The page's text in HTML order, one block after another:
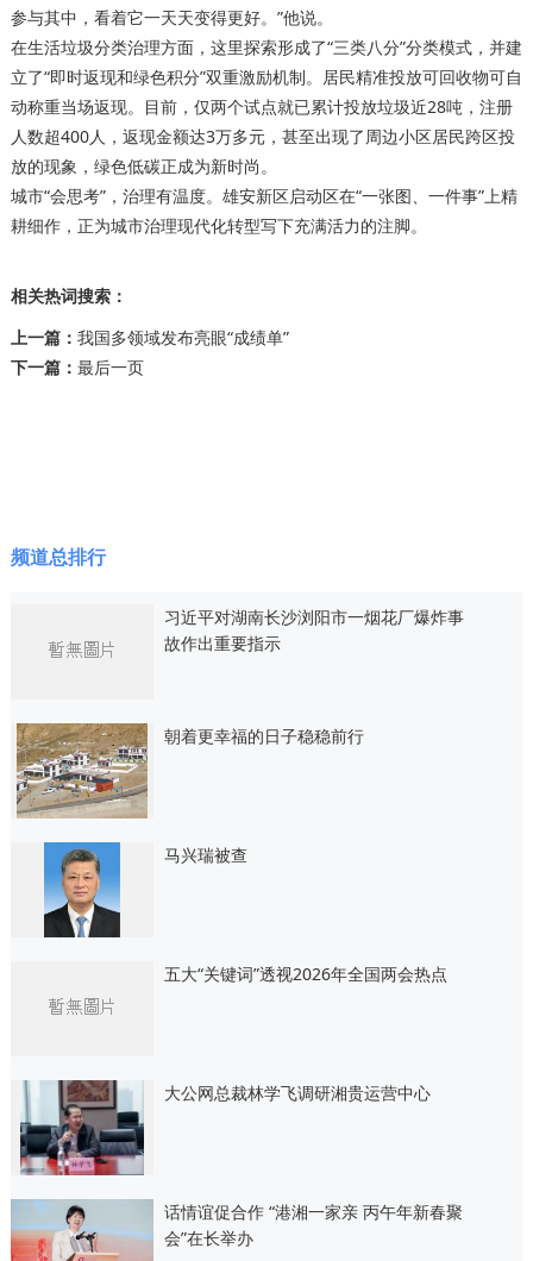
参与其中，看着它一天天变得更好。”他说。
在生活垃圾分类治理方面，这里探索形成了“三类八分”分类模式，并建
立了“即时返现和绿色积分”双重激励机制。居民精准投放可回收物可自
动称重当场返现。目前，仅两个试点就已累计投放垃圾近28吨，注册
人数超400人，返现金额达3万多元，甚至出现了周边小区居民跨区投
放的现象，绿色低碳正成为新时尚。
城市“会思考”，治理有温度。雄安新区启动区在“一张图、一件事”上精
耕细作，正为城市治理现代化转型写下充满活力的注脚。
相关热词搜索：
上一篇： 我国多领域发布亮眼“成绩单”
下一篇： 最后一页
频道总排行
习近平对湖南长沙浏阳市一烟花厂爆炸事
故作出重要指示
朝着更幸福的日子稳稳前行
马兴瑞被查
五大“关键词”透视2026年全国两会热点
大公网总裁林学飞调研湘贵运营中心
话情谊促合作 “港湘一家亲 丙午年新春聚
会”在长举办